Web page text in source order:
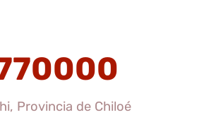
Provincia de Chiloé